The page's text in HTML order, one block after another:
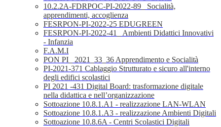
10.2.2A-FDRPOC-PI-2022-89_ Socialità,
apprendimenti, accoglienza
FESRPON-PI-2022-25 EDUGREEN
FESRPON-PI-2022-41_ Ambienti Didattici Innovativi
- Infanzia
F.A.M.I
PON PI_ 2021_33_36 Apprendimento e Socialità
PI-2021-371 Cablaggio Strutturato e sicuro all'interno
degli edifici scolastici
PI 2021 -431 Digital Board: trasformazione digitale
nella didattica e nell’organizzazione
Sottoazione 10.8.1.A1 - realizzazione LAN-WLAN
Sottoazione 10.8.1.A3 - realizzazione Ambienti Digitali
Sottoazione 10.8.6A - Centri Scolastici Digitali